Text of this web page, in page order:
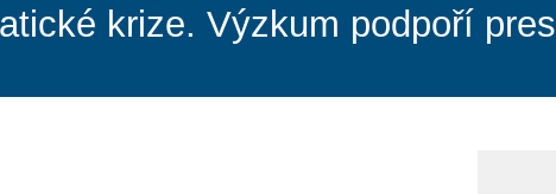
krize. Výzkum podpoří